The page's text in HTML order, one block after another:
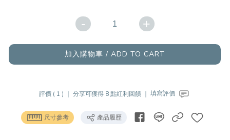
- +
加入購物車 / ADD TO CART
評價 ( 1 ) ｜ 分享可獲得 8 點紅利回饋 ｜ 填寫評價
尺寸參考 產品履歷